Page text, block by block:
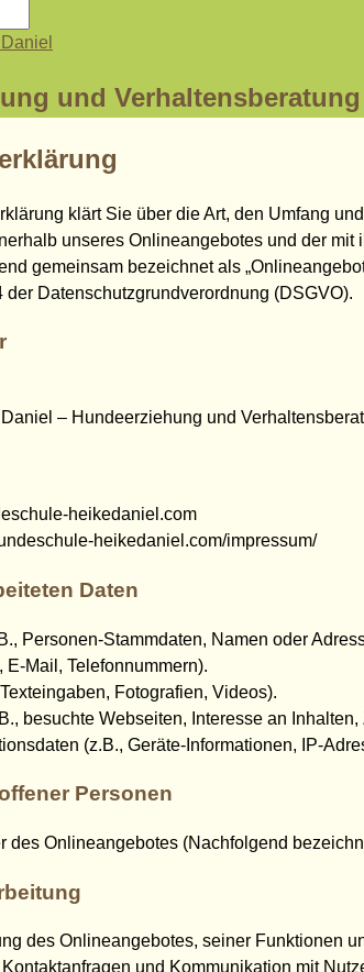
und Verhaltensberatung
klärt Sie über die Art, den Umfang
unseres Onlineangebotes und der
gemeinsam bezeichnet als
der Datenschutzgrundverordnung (DSGVO).
– Hundeerziehung und
heikedaniel.com
heikedaniel.com/impressum/
Daten
Personen-Stammdaten, Namen oder
E-Mail, Telefonnummern).
Fotografien, Videos).
besuchte Webseiten, Interesse an Inhalten,
(z.B., Geräte-Informationen, IP-
Personen
des Onlineangebotes (Nachfolgend
des Onlineangebotes, seiner Funktionen
und Kommunikation mit